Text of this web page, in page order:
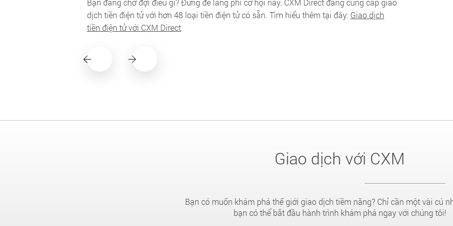
Bạn đang chờ đợi điều gì? Đừng để lãng phí cơ hội này. CXM Direct đang cung cấp giao
dịch tiền điện tử với hơn 48 loại tiền điện tử có sẵn. Tìm hiểu thêm tại đây: Giao dịch
tiền điện tử với CXM Direct.
Giao dịch với CXM
Bạn có muốn khám phá thế giới giao dịch tiềm năng? Chỉ cần một vài cú
bạn có thể bắt đầu hành trình khám phá ngay với chúng tôi!